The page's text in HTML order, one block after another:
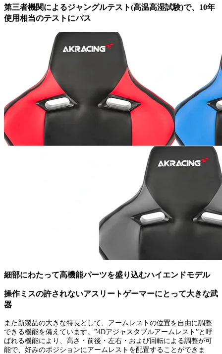
第三者機関によるジャングルテスト(高温高湿試験)で、10年
使用相当のテストにパス
細部にわたって高機能パーツを盛り込むハイエンドモデル
操作ミスの許されないアスリートゲーマーにとって大きな武
器
また新製品の大きな特長として、アームレストの位置を自由に調整
できる機能を備えています。”4Dアジャスタブルアームレスト”と呼
ばれる機能により、高さ・前後・左右・および回転による調整が可
能で、好みのポジションにアームレストを配置することができま